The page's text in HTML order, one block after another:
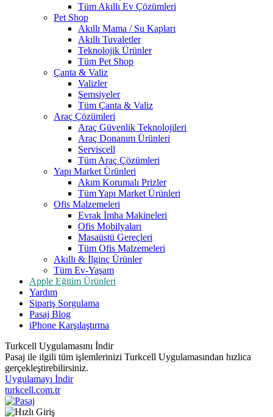
Tüm Akıllı Ev Çözümleri
Pet Shop
Akıllı Mama / Su Kapları
Akıllı Tuvaletler
Teknolojik Ürünler
Tüm Pet Shop
Çanta & Valiz
Valizler
Şemsiyeler
Tüm Çanta & Valiz
Araç Çözümleri
Araç Güvenlik Teknolojileri
Araç Donanım Ürünleri
Serviscell
Tüm Araç Çözümleri
Yapı Market Ürünleri
Akım Korumalı Prizler
Tüm Yapı Market Ürünleri
Ofis Malzemeleri
Evrak İmha Makineleri
Ofis Mobilyaları
Masaüstü Gereçleri
Tüm Ofis Malzemeleri
Akıllı & İlginç Ürünler
Tüm Ev-Yaşam
Apple Eğitim Ürünleri
Yardım
Sipariş Sorgulama
Pasaj Blog
iPhone Karşılaştırma
Turkcell Uygulamasını İndir
Pasaj ile ilgili tüm işlemlerinizi Turkcell Uygulamasından hızlıca
gerçekleştirebilirsiniz.
Uygulamayı İndir
turkcell.com.tr